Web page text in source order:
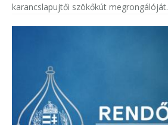
karancslapujtői szökőkút megrongálóját.